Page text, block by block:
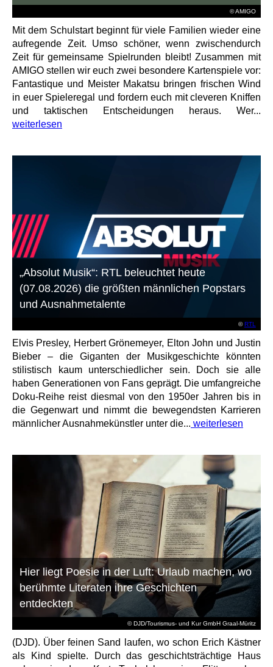
© AMIGO
Mit dem Schulstart beginnt für viele Familien wieder eine
aufregende Zeit. Umso schöner, wenn zwischendurch
Zeit für gemeinsame Spielrunden bleibt! Zusammen mit
AMIGO stellen wir euch zwei besondere Kartenspiele vor:
Fantastique und Meister Makatsu bringen frischen Wind
in euer Spieleregal und fordern euch mit cleveren Kniffen
und taktischen Entscheidungen heraus. Wer...
weiterlesen
©RTL
„Absolut Musik“: RTL beleuchtet heute
(07.08.2026) die größten männlichen Popstars
und Ausnahmetalente
Elvis Presley, Herbert Grönemeyer, Elton John und Justin
Bieber – die Giganten der Musikgeschichte könnten
stilistisch kaum unterschiedlicher sein. Doch sie alle
haben Generationen von Fans geprägt. Die umfangreiche
Doku-Reihe reist diesmal von den 1950er Jahren bis in
die Gegenwart und nimmt die bewegendsten Karrieren
männlicher Ausnahmekünstler unter die... weiterlesen
© DJD/Tourismus- und Kur GmbH Graal-Müritz
Hier liegt Poesie in der Luft: Urlaub machen, wo
berühmte Literaten ihre Geschichten
entdeckten
(DJD). Über feinen Sand laufen, wo schon Erich Kästner
als Kind spielte. Durch das geschichtsträchtige Haus